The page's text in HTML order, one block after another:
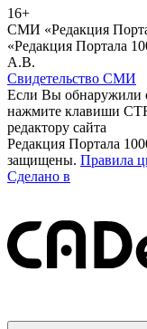
16+
СМИ «Редакция
«Редакция Портала
А.В.
Свидетельство СМИ
Если Вы обнаружили
нажмите клавиши
редактору сайта
Редакция Портала
защищены. Правила
Сделано в